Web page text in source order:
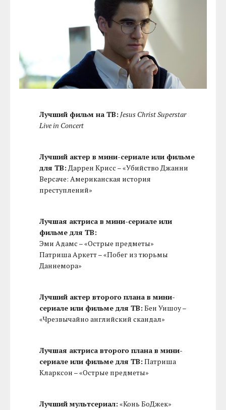
Лучший фильм на ТВ: Jesus Christ Superstar
Live in Concert
Лучший актер в мини-сериале или фильме
для ТВ:Даррен Крисс – «Убийство Джанни
Версаче: Американская история
преступлений»
Лучшая актриса в мини-сериале или
фильме для ТВ:
Эми Адамс – «Острые предметы»
Патриша Аркетт – «Побег из тюрьмы
Даннемора»
Лучший актер второго плана в мини-
сериале или фильме для ТВ: Бен Уишоу –
«Чрезвычайно английский скандал»
Лучшая актриса второго плана в мини-
сериале или фильме для ТВ: Патриша
Кларксон – «Острые предметы»
Лучший мультсериал: «Конь БоДжек»